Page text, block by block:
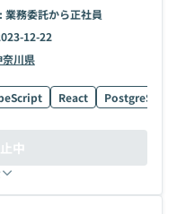
業務委託から正社員
12-22
奈川県
React PostgreSQL
中